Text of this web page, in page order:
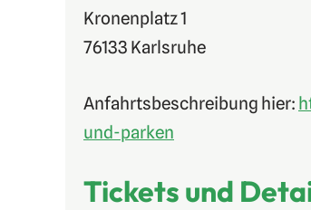
Kronenplatz 1
76133 Karlsruhe
Anfahrtsbeschreibung hier:
und-parken
Tickets und